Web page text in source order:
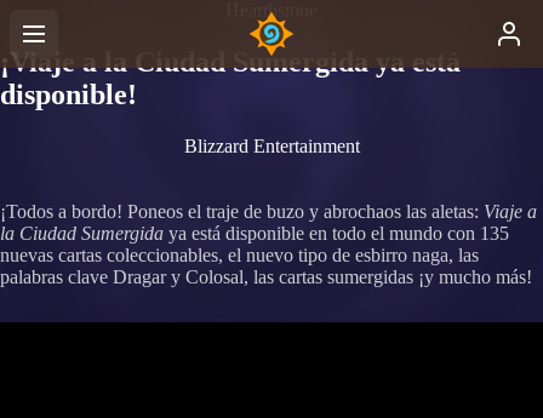
Hearthstone
¡Viaje a la Ciudad Sumergida ya está
disponible!
Blizzard Entertainment
¡Todos a bordo! Poneos el traje de buzo y abrochaos las aletas: Viaje a
la Ciudad Sumergida ya está disponible en todo el mundo con 135
nuevas cartas coleccionables, el nuevo tipo de esbirro naga, las
palabras clave Dragar y Colosal, las cartas sumergidas ¡y mucho más!